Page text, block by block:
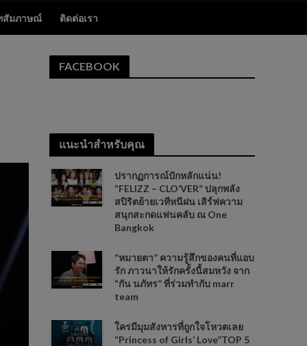
สัมภาษณ์ ติดต่อเรา
FACEBOOK
แนะนำสำหรับคุณ
ปรากฏการณ์ปักหลักแน่น!
“FELIZZ – CLO’VER” ปลุกพลัง
สปิริตย้ายเวทีหนีฝน เสิร์ฟความ
สนุกสะกดแฟนคลับ ณ One
Bangkok
“หมายตา” ความรู้สึกของคนที่แอบ
รัก ภาวนาให้รักครั้งนี้สมหวัง จาก
“กัน นภัทร” ที่ร่วมทำกับ marr
team
ใครมีมุมสังหารที่ถูกใจโหวตเลย
“Princess of Girls’ Love”TOP 5